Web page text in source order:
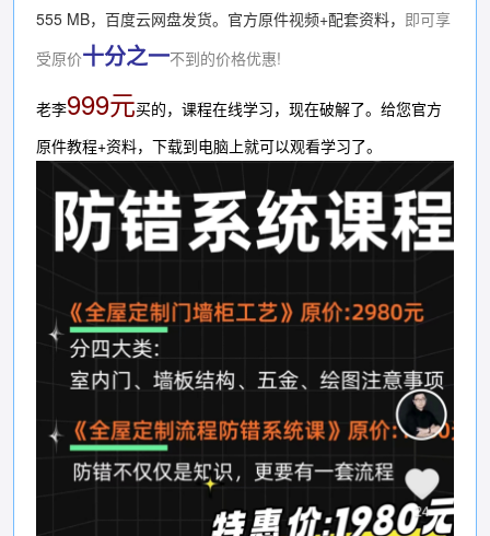
555 MB，百度云网盘发货。官方原件视频+配套资料， 即可享
受原价十分之一不到的价格优惠!
老李999元买的，课程在线学习，现在破解了。给您官方
原件教程+资料，下载到电脑上就可以观看学习了。